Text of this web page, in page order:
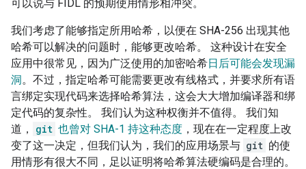
可以说与 FIDL 的预期使用情形相冲突。
我们考虑了能够指定所用哈希，以便在 SHA-256 出现其他
哈希可以解决的问题时，能够更改哈希。 这种设计在安全
应用中很常见，因为广泛使用的加密哈希日后可能会发现漏
洞。不过，指定哈希可能需要更改有线格式，并要求所有语
言绑定实现代码来选择哈希算法，这会大大增加编译器和绑
定代码的复杂性。 我们认为这种权衡并不值得。 我们知
道，
git 也曾对 SHA-1 持这种态度 ，现在在一定程度上改
变了这一决定，但我们认为，我们的应用场景与 git 的使
用情形有很大不同，足以证明将哈希算法硬编码是合理的。